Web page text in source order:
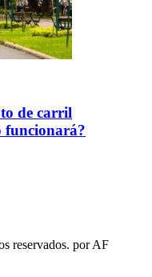
de carril
funcionará?
reservados. por AF